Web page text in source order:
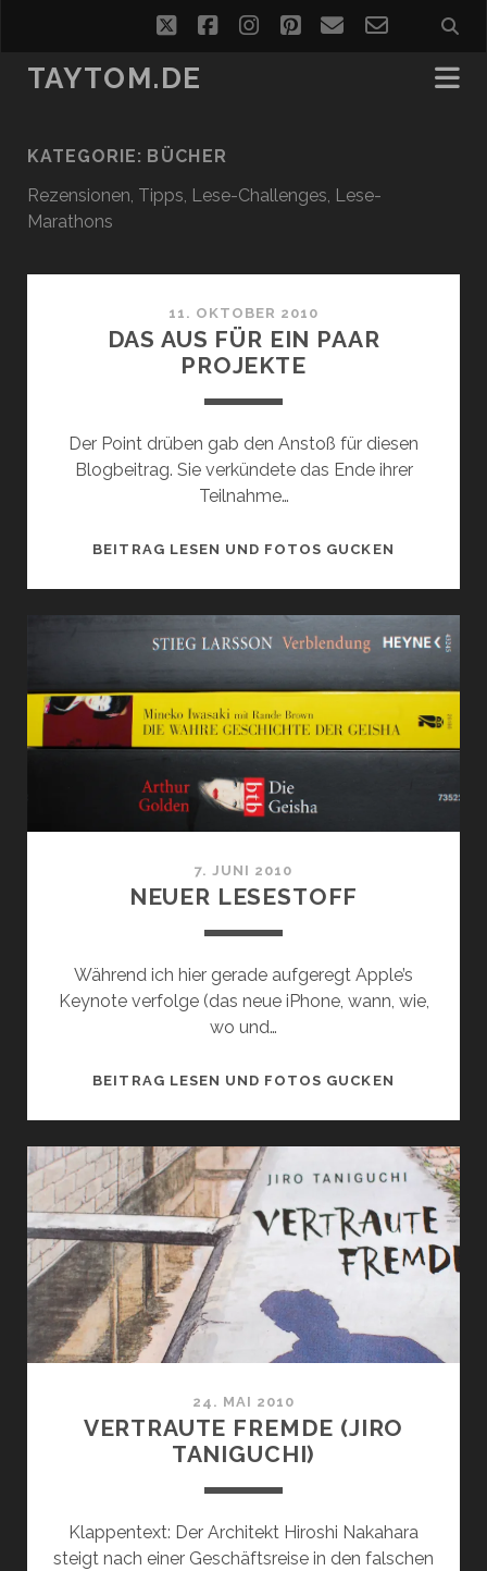
twitterfacebookinstagram
pinterest
emailemail-
form
TAYTOM.DE
KATEGORIE: BÜCHER
Rezensionen, Tipps, Lese-Challenges, Lese-
Marathons
11. OKTOBER 2010
DAS AUS FÜR EIN PAAR
PROJEKTE
Der Point drüben gab den Anstoß für diesen
Blogbeitrag. Sie verkündete das Ende ihrer
Teilnahme…
BEITRAG LESEN UND FOTOS GUCKEN
PAAR
7. JUNI 2010
NEUER LESESTOFF
Während ich hier gerade aufgeregt Apple’s
Keynote verfolge (das neue iPhone, wann, wie,
wo und…
BEITRAG LESEN UND FOTOS GUCKEN
24. MAI 2010
VERTRAUTE FREMDE (JIRO
TANIGUCHI)
Klappentext: Der Architekt Hiroshi Nakahara
steigt nach einer Geschäftsreise in den falschen